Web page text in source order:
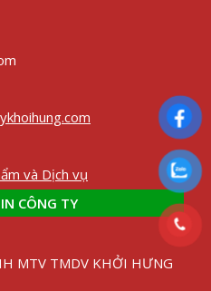
và Dịch vụ
CÔNG TY
MTV TMDV KHỞI HƯNG